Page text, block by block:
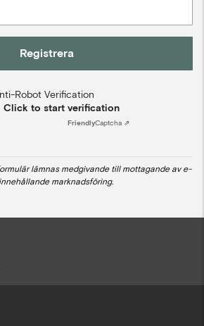
Registrera
Robot Verification
Click to start verification
FriendlyCaptcha ⇗
lämnas medgivande till mottagande av e-
marknadsföring.